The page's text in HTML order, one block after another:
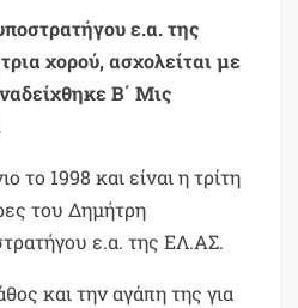
ε.α. της
χορού, ασχολείται με
Β΄ Μις
το 1998 και είναι η τρίτη
του Δημήτρη
ε.α. της ΕΛ.ΑΣ.
και την αγάπη της για